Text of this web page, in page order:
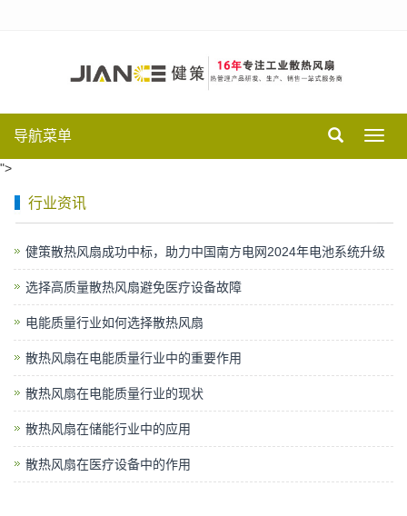
导航菜单
">
行业资讯
健策散热风扇成功中标，助力中国南方电网2024年电池系统升级
选择高质量散热风扇避免医疗设备故障
电能质量行业如何选择散热风扇
散热风扇在电能质量行业中的重要作用
散热风扇在电能质量行业的现状
散热风扇在储能行业中的应用
散热风扇在医疗设备中的作用